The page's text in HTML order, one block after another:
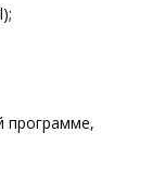
программе,